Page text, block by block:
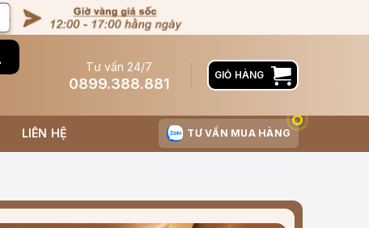
Tư vấn 24/7
0899.388.881
GIỎ HÀNG
LIÊN HỆ TƯ VẤN MUA HÀNG